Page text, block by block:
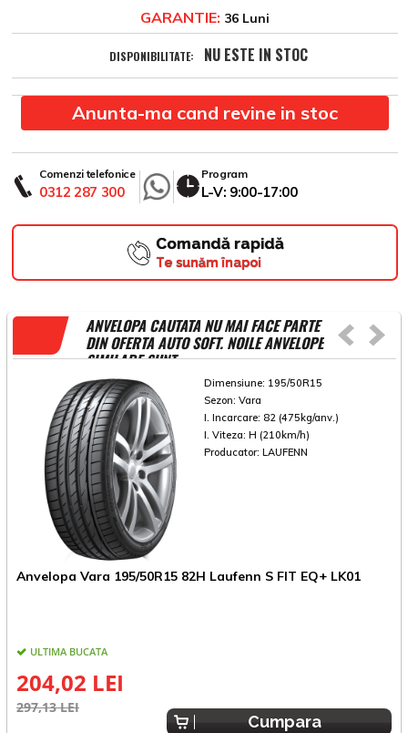
GARANTIE: 36 Luni
DISPONIBILITATE: NU ESTE IN STOC
Anunta-ma cand revine in stoc
Comenzi telefonice
0312 287 300
Program
L-V: 9:00-17:00
Comandă rapidă
Te sunăm înapoi
ANVELOPA CAUTATA NU MAI FACE PARTE
DIN OFERTA AUTO SOFT. NOILE ANVELOPE
SIMILARE SUNT
Dimensiune: 195/50R15
Sezon: Vara
I. Incarcare: 82 (475kg/anv.)
I. Viteza: H (210km/h)
Producator: LAUFENN
Anvelopa Vara 195/50R15 82H Laufenn S FIT EQ+ LK01
ULTIMA BUCATA
204,02 LEI
297,13 LEI
Cumpara